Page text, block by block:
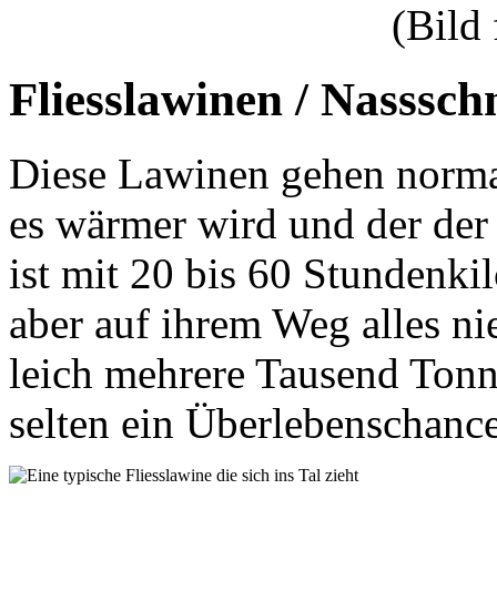
(Bild
Fliesslawinen /
Diese Lawinen gehen
es wärmer wird und der
ist mit 20 bis 60
aber auf ihrem Weg alles
leich mehrere Tausend
selten ein